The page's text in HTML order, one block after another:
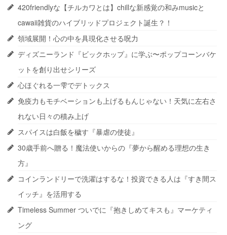
420friendlyな【チルカワとは】chillな新感覚の和みmusicと
cawaii雑貨のハイブリッドプロジェクト誕生？！
領域展開！心の中を具現化させる呪力
ディズニーランド『ビックホップ』に学ぶ〜ポップコーンバケ
ットを創り出せシリーズ
心ほぐれる一雫でデトックス
免疫力もモチベーションも上げるもんじゃない！天気に左右さ
れない日々の積み上げ
スパイスは白飯を穢す『暴虐の使徒』
30歳手前へ贈る！魔法使いからの『夢から醒める理想の生き
方』
コインランドリーで洗濯はするな！投資できる人は『すき間ス
イッチ』を活用する
Timeless Summer ついでに『抱きしめてキスも』マーケティ
ング